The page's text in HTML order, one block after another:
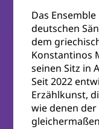
Das
deutschen
dem
Konstantinos
seinen Sitz in
Seit 2022
Erzählkunst,
wie denen